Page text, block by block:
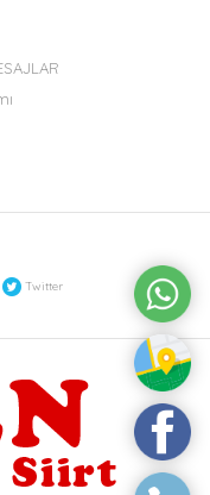
Twitter